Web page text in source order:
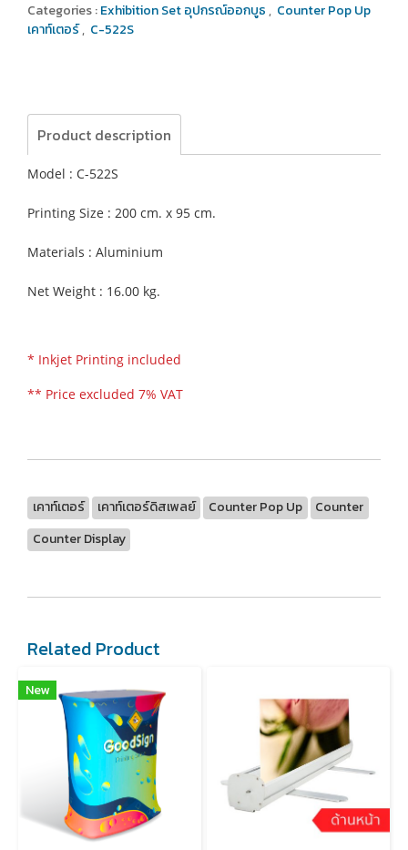
Categories :Exhibition Set อุปกรณ์ออกบูธ, Counter Pop Up
เคาท์เตอร์, C-522S
Product description
Model : C-522S
Printing Size : 200 cm. x 95 cm.
Materials : Aluminium
Net Weight : 16.00 kg.
* Inkjet Printing included
** Price excluded 7% VAT
เคาท์เตอร์ เคาท์เตอร์ดิสเพลย์ Counter Pop Up
Counter
Counter Display
Related Product
New